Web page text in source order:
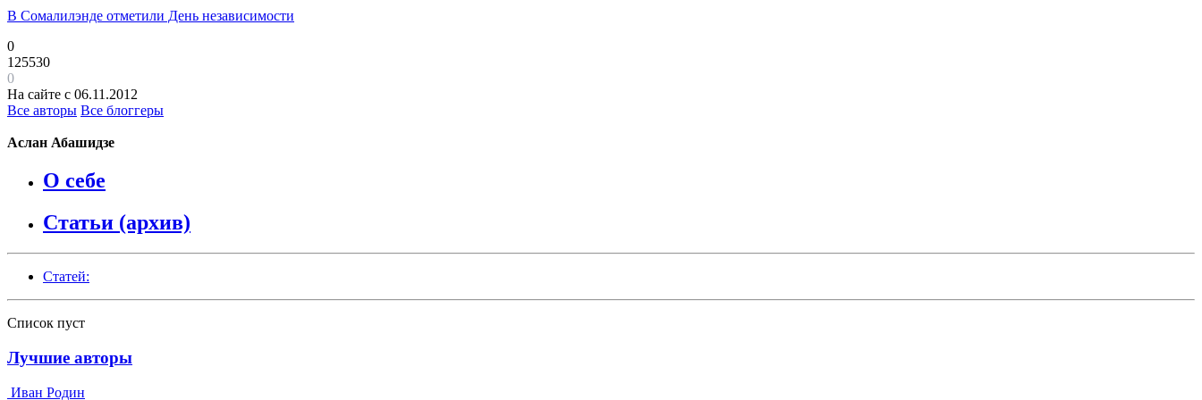
В Сомалилэнде отметили День независимости
0
125530
0
На сайте с 06.11.2012
Все авторы Все блоггеры
Аслан Абашидзе
О себе
Статьи (архив)
Статей:
Список пуст
Лучшие авторы
Иван Родин